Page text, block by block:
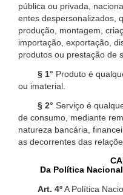
pública ou privada,
entes despersonalizados,
produção, montagem,
importação, exportação,
produtos ou prestação de
§ 1° Produto é
ou imaterial.
§ 2° Serviço é
de consumo, mediante
natureza bancária,
as decorrentes das
Da Política
Art. 4ºA Política